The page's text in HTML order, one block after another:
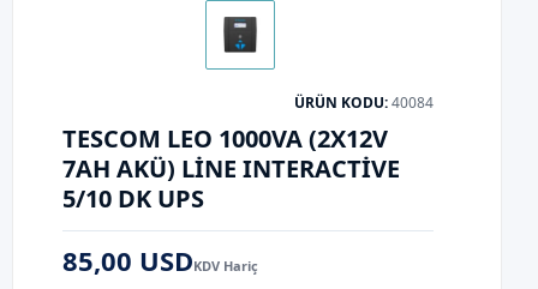
ÜRÜN KODU:40084
TESCOM LEO 1000VA (2X12V
7AH AKÜ) LINE INTERACTIVE
5/10 DK UPS
85,00 USDKDV Hariç